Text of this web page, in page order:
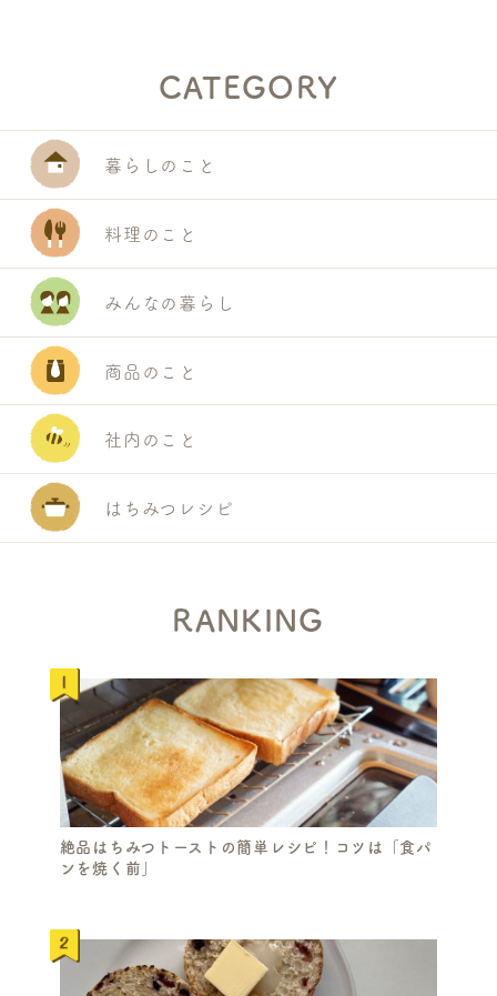
CATEGORY
暮らしのこと
料理のこと
みんなの暮らし
商品のこと
社内のこと
はちみつレシピ
RANKING
絶品はちみつトーストの簡単レシピ！コツは「食パ
ンを焼く前」
S
E
A
R
C
H